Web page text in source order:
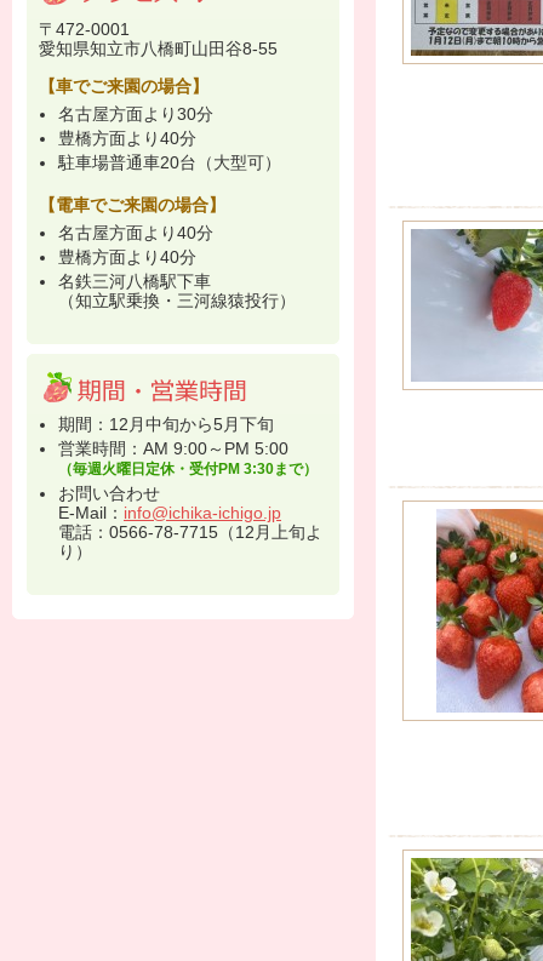
〒472-0001
愛知県知立市八橋町山田谷8-55
【車でご来園の場合】
名古屋方面より30分
豊橋方面より40分
駐車場普通車20台（大型可）
【電車でご来園の場合】
名古屋方面より40分
豊橋方面より40分
名鉄三河八橋駅下車
（知立駅乗換・三河線猿投行）
期間：12月中旬から5月下旬
営業時間：AM 9:00～PM 5:00
（毎週火曜日定休・受付PM 3:30まで）
お問い合わせ
E-Mail： info@ichika-ichigo.jp
電話：0566-78-7715（12月上旬よ
り）